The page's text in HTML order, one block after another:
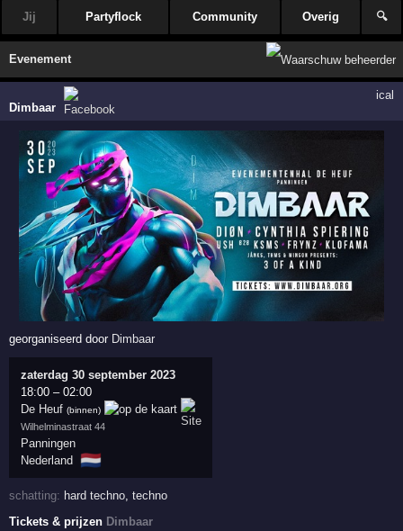
Jij Partyflock Community Overig 🔍
Evenement
Dimbaar
ical
georganiseerd door Dimbaar
zaterdag 30 september 2023
18:00 –02:00
De Heuf (binnen)
Wilhelminastraat 44
Panningen
Nederland 🇳🇱
schatting: hard techno ,techno
Tickets & prijzen Dimbaar